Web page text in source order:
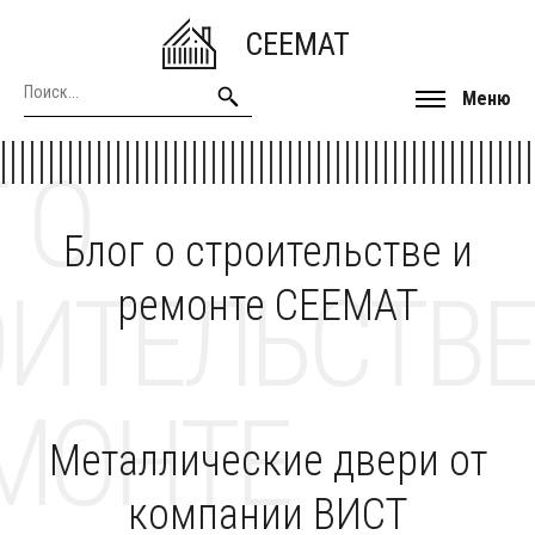
CEEMAT
Меню
Блог о строительстве и
ремонте CEEMAT
О
Металлические двери от
компании ВИСТ